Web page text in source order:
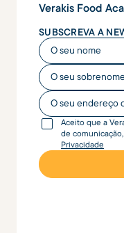
Verakis Food
SUBSCREVA A
O seu nome
O seu nome
O seu endereço
Aceito que a
de
Privacidade